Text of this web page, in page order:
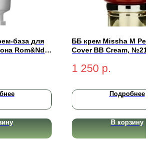
база для
Rom&Nd
ББ крем Missha M
Cover BB Cream, №21
1 250 р.
Подробнее
В корзину